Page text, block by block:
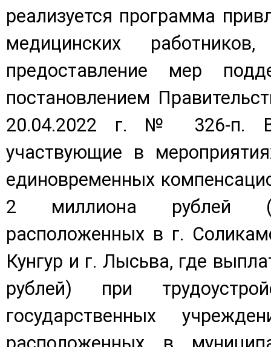
реализуется программа
медицинских
предоставление мер
постановлением
20.04.2022 г. № 326-п.
участвующие в
единовременных
2 миллиона рублей
расположенных в г.
Кунгур и г. Лысьва, где
рублей) при
государственных